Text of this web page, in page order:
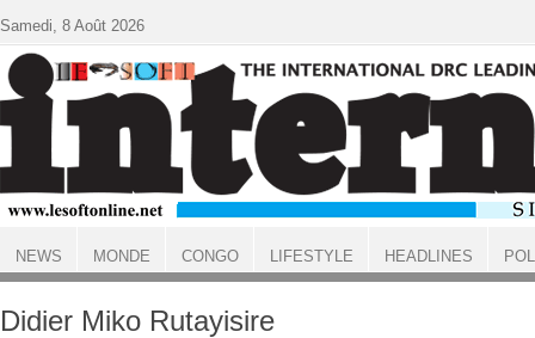
ACCUEIL
Didier Miko Rutayisire
Samedi, 8 Août 2026
NEWS MONDE CONGO LIFESTYLE HEADLINES